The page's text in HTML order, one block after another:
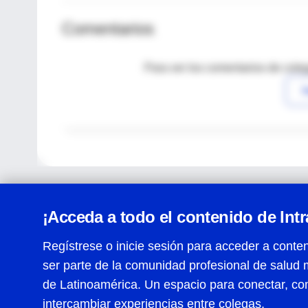
Comentarios
Para ver los comentarios de
¡Acceda a todo el contenido de
Regístrese o inicie sesión para acceder a
ser parte de la comunidad profesional de salud
de Latinoamérica. Un espacio para conectar,
intercambiar experiencias entre colegas.
Centro de Ayuda
Términos y condiciones| Políticas de privacidad